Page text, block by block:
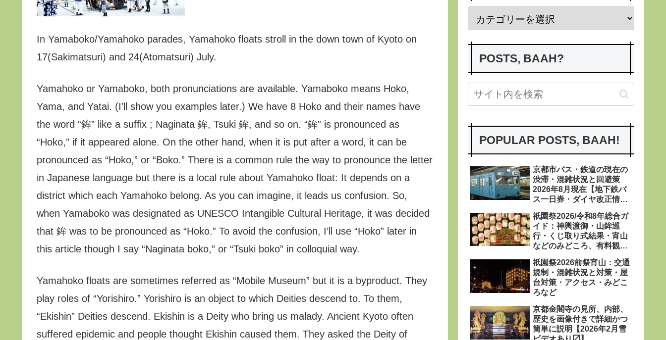
In Yamaboko/Yamahoko parades, Yamahoko floats stroll in the down town of Kyoto on
17(Sakimatsuri) and 24(Atomatsuri) July.
Yamahoko or Yamaboko, both pronunciations are available. Yamaboko means Hoko,
Yama, and Yatai. (I’ll show you examples later.) We have 8 Hoko and their names have
the word “鉾” like a suffix ; Naginata 鉾, Tsuki 鉾, and so on. “鉾” is pronounced as
“Hoko,” if it appeared alone. On the other hand, when it is put after a word, it can be
pronounced as “Hoko,” or “Boko.” There is a common rule the way to pronounce the letter
in Japanese language but there is a local rule about Yamahoko float: It depends on a
district which each Yamahoko belong. As you can imagine, it leads us confusion. So,
when Yamaboko was designated as UNESCO Intangible Cultural Heritage, it was decided
that 鉾 was to be pronounced as “Hoko.” To avoid the confusion, I’ll use “Hoko” later in
this article though I say “Naginata boko,” or “Tsuki boko” in colloquial way.
Yamahoko floats are sometimes referred as “Mobile Museum” but it is a byproduct. They
play roles of “Yorishiro.” Yorishiro is an object to which Deities descend to. To them,
“Ekishin” Deities descend. Ekishin is a Deity who bring us malady. Ancient Kyoto often
suffered epidemic and people thought Ekishin caused them. They asked the Deity of
POSTS, BAAH?
POPULAR POSTS, BAAH!
京都市バス・鉄道の現在の
渋滞・混雑状況と回避策
2026年8月現在【地下鉄バ
ス一日券・ダイヤ改正情報
祇園祭2026/令和8年総合ガ
イド：神輿渡御・山鉾巡
行・くじ取り式結果・宵山
などのみどころ、有料観覧
などを網羅
祇園祭2026前祭宵山：交通
規制・混雑状況と対策・屋
台対策・アクセス・みどこ
ろなど
京都金閣寺の見所、内部、
歴史を画像付きで詳細かつ
簡単に説明【2026年2月雪